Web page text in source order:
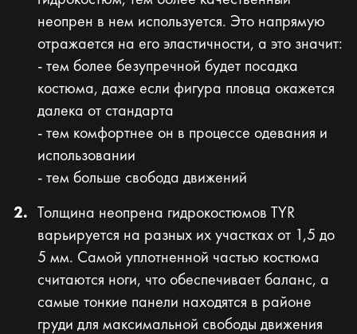
неопрен в нем используется. Это напрямую
отражается на его эластичности, а это значит:
- тем более безупречной будет посадка
костюма, даже если фигура пловца окажется
далека от стандарта
- тем комфортнее он в процессе одевания и
использовании
- тем больше свобода движений
Толщина неопрена гидрокостюмов TYR
варьируется на разных их участках от 1,5 до
5 мм. Самой уплотненной частью костюма
считаются ноги, что обеспечивает баланс, а
самые тонкие панели находятся в районе
груди для максимальной свободы движения